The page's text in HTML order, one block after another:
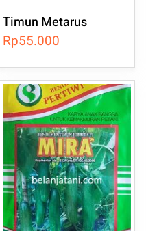
Timun Metarus
Rp55.000